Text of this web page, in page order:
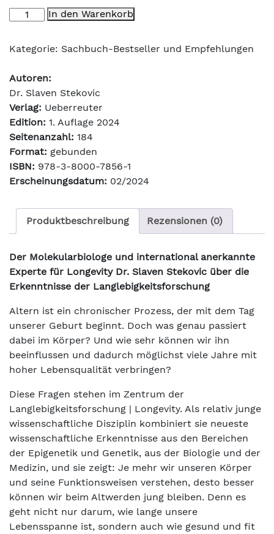
Jung
alt
werden
Menge
In den Warenkorb
Kategorie: Sachbuch-Bestseller und Empfehlungen
Autoren:
Dr. Slaven Stekovic
Verlag: Ueberreuter
Edition: 1. Auflage 2024
Seitenanzahl: 184
Format: gebunden
ISBN: 978-3-8000-7856-1
Erscheinungsdatum: 02/2024
Produktbeschreibung Rezensionen (0)
Der Molekularbiologe und international anerkannte
Experte für Longevity Dr. Slaven Stekovic über die
Erkenntnisse der Langlebigkeitsforschung
Altern ist ein chronischer Prozess, der mit dem Tag
unserer Geburt beginnt. Doch was genau passiert
dabei im Körper? Und wie sehr können wir ihn
beeinflussen und dadurch möglichst viele Jahre mit
hoher Lebensqualität verbringen?
Diese Fragen stehen im Zentrum der
Langlebigkeitsforschung | Longevity. Als relativ junge
wissenschaftliche Disziplin kombiniert sie neueste
wissenschaftliche Erkenntnisse aus den Bereichen
der Epigenetik und Genetik, aus der Biologie und der
Medizin, und sie zeigt: Je mehr wir unseren Körper
und seine Funktionsweisen verstehen, desto besser
können wir beim Altwerden jung bleiben. Denn es
geht nicht nur darum, wie lange unsere
Lebensspanne ist, sondern auch wie gesund und fit